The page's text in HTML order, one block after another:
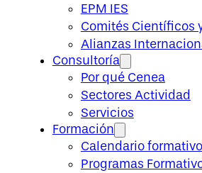
EPM IES
Comités Científicos
Alianzas
Consultoría
Por qué Cenea
Sectores Actividad
Servicios
Formación
Calendario formativo
Programas